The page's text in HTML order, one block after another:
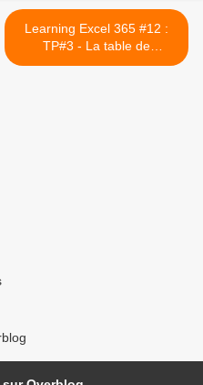
Learning Excel 365 #12 :
TP#3 - La table de
Pythagore (multiplication) >